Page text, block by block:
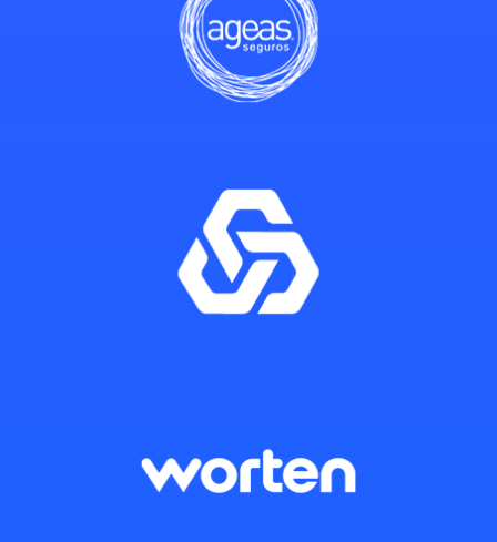
com ferramentas reais para
usar no meu trabalho.
Kateryna Danchuk